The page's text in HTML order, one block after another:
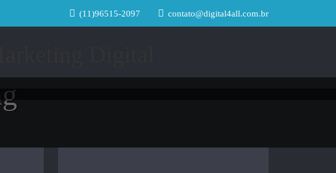
(11)96515-2097 contato@digital4all.com.br